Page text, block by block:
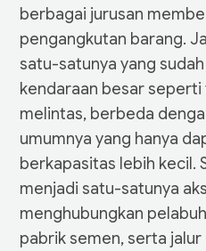
berbagai jurusan
pengangkutan barang.
satu-satunya yang
kendaraan besar
melintas, berbeda
umumnya yang hanya
berkapasitas lebih kecil.
menjadi satu-satunya
menghubungkan
pabrik semen, serta